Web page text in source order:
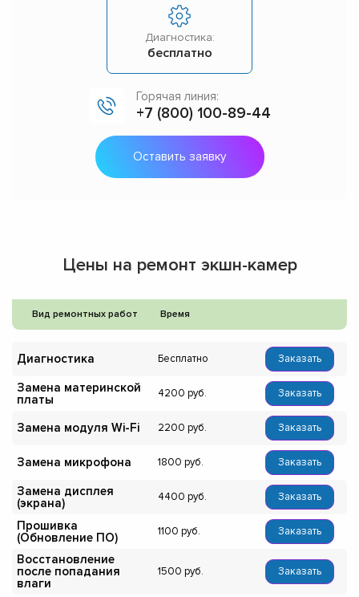
Диагностика:
бесплатно
Горячая линия:
+7 (800) 100-89-44
Оставить заявку
Цены на ремонт экшн-камер
Вид ремонтных работ Время
Диагностика Бесплатно Заказать
Замена материнской
платы
4200 Заказать
Замена модуля Wi-Fi 2200 Заказать
Замена микрофона 1800 Заказать
Замена дисплея
(экрана)
4400 Заказать
Прошивка
(Обновление ПО)
1100 Заказать
Восстановление
после попадания
влаги
1500 Заказать